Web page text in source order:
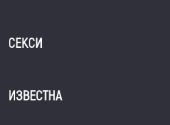
СЕКСИ
ИЗВЕСТНА